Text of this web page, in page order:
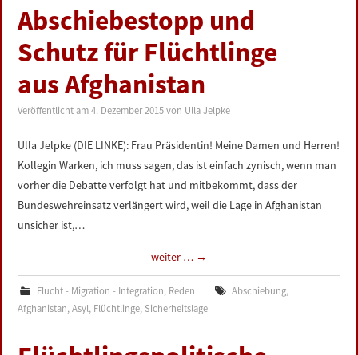
Abschiebestopp und
Schutz für Flüchtlinge
aus Afghanistan
Veröffentlicht am4. Dezember 2015 von Ulla Jelpke
Ulla Jelpke (DIE LINKE): Frau Präsidentin! Meine Damen und Herren!
Kollegin Warken, ich muss sagen, das ist einfach zynisch, wenn man
vorher die Debatte verfolgt hat und mitbekommt, dass der
Bundeswehreinsatz verlängert wird, weil die Lage in Afghanistan
unsicher ist,…
weiter … →
Flucht - Migration - Integration, Reden Abschiebung,
Afghanistan,Asyl, Flüchtlinge, Sicherheitslage